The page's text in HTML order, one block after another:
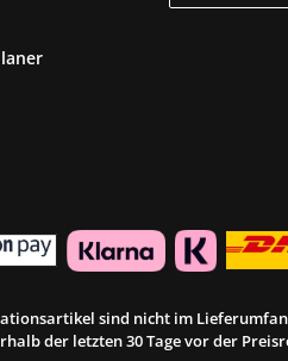
sind nicht im
der letzten 30 Tage vor der